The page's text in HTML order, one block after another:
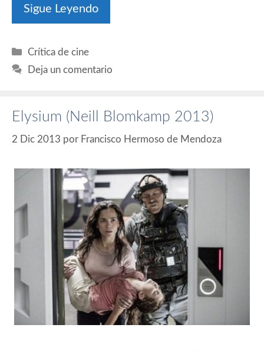
Sigue Leyendo
Categorías
Crítica de cine
Deja un comentario
Elysium (Neill Blomkamp 2013)
2 Dic 2013 por Francisco Hermoso de Mendoza